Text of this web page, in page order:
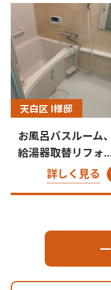
天白区 I様邸
お風呂バスルーム、
給湯器取替リフォ
詳しく見る